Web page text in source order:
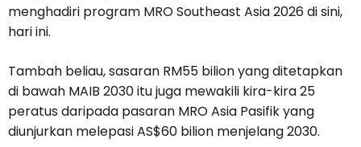
menghadiri program MRO Southeast Asia 2026 di sini,
hari ini.
Tambah beliau, sasaran RM55 bilion yang ditetapkan
di bawah MAIB 2030 itu juga mewakili kira-kira 25
peratus daripada pasaran MRO Asia Pasifik yang
diunjurkan melepasi AS$60 bilion menjelang 2030.